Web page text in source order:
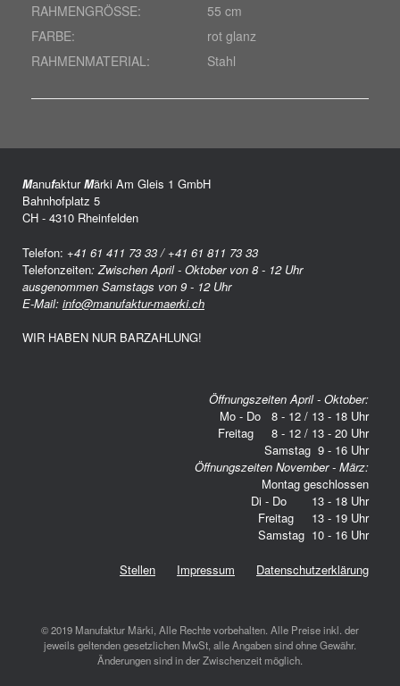
RAHMENGRÖSSE:
55 cm
FARBE:
rot glanz
RAHMENMATERIAL:
Stahl
ManufakturMärki Am Gleis 1 GmbH
Bahnhofplatz 5
CH - 4310 Rheinfelden
Telefon: +41 61 411 73 33 / +41 61 811 73 33
Telefonzeiten: Zwischen April - Oktober von 8 - 12 Uhr
ausgenommen Samstags von 9 - 12 Uhr
E-Mail: info@manufaktur-maerki.ch
WIR HABEN NUR BARZAHLUNG!
Öffnungszeiten April - Oktober:
Mo - Do 8 - 12 / 13 - 18 Uhr
Freitag 8 - 12 / 13 - 20 Uhr
Samstag 9 - 16 Uhr
Öffnungszeiten November - März:
Montag geschlossen
Di - Do 13 - 18 Uhr
Freitag 13 - 19 Uhr
Samstag 10 - 16 Uhr
Stellen Impressum Datenschutzerklärung
© 2019 Manufaktur Märki, Alle Rechte vorbehalten. Alle Preise inkl. der
jeweils geltenden gesetzlichen MwSt, alle Angaben sind ohne Gewähr.
Änderungen sind in der Zwischenzeit möglich.